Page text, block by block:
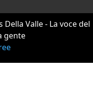
Valle - La voce del
gente